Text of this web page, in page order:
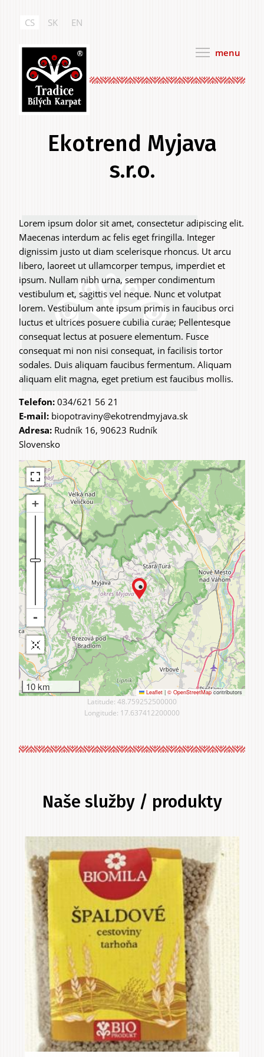
obsahu
Tradice Bílých Karpat
menu
CS SK EN
Ekotrend Myjava
s.r.o.
Hlavní
záložky
.
Lorem ipsum dolor sit amet, consectetur adipiscing elit.
Maecenas interdum ac felis eget fringilla. Integer
dignissim justo ut diam scelerisque rhoncus. Ut arcu
libero, laoreet ut ullamcorper tempus, imperdiet et
ipsum. Nullam nibh urna, semper condimentum
vestibulum et, sagittis vel neque. Nunc et volutpat
lorem. Vestibulum ante ipsum primis in faucibus orci
luctus et ultrices posuere cubilia curae; Pellentesque
consequat lectus at posuere elementum. Fusce
consequat mi non nisi consequat, in facilisis tortor
sodales. Duis aliquam faucibus fermentum. Aliquam
aliquam elit magna, eget pretium est faucibus mollis.
Telefon: 034/621 56 21
E-mail: biopotraviny@ekotrendmyjava.sk
Adresa: Rudník 16, 90623 Rudník
Slovensko
10 km Leaflet | © OpenStreetMapcontributors
Latitude: 48.759252500000
Longitude: 17.637412200000
Naše služby / produkty